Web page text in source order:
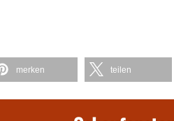
merken teilen